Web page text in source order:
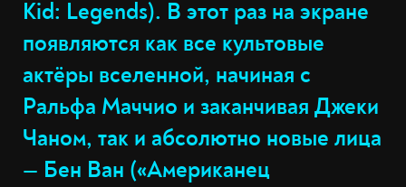
Kid: Legends). В этот раз на экране
появляются как все культовые
актёры вселенной, начиная с
Ральфа Маччио и заканчивая Джеки
Чаном, так и абсолютно новые лица
— Бен Ван («Американец